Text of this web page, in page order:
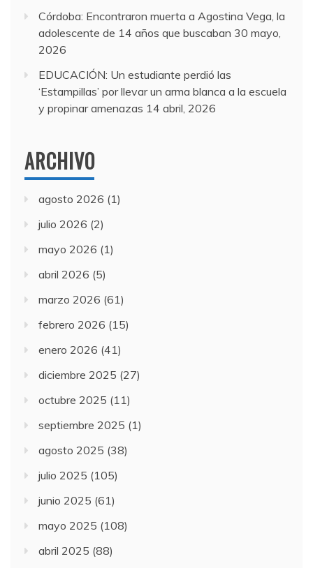
Córdoba: Encontraron muerta a Agostina Vega, la
adolescente de 14 años que buscaban 30 mayo,
2026
EDUCACIÓN: Un estudiante perdió las
‘Estampillas’ por llevar un arma blanca a la escuela
y propinar amenazas 14 abril, 2026
ARCHIVO
agosto 2026 (1)
julio 2026 (2)
mayo 2026 (1)
abril 2026 (5)
marzo 2026 (61)
febrero 2026 (15)
enero 2026 (41)
diciembre 2025 (27)
octubre 2025 (11)
septiembre 2025 (1)
agosto 2025 (38)
julio 2025 (105)
junio 2025 (61)
mayo 2025 (108)
abril 2025 (88)